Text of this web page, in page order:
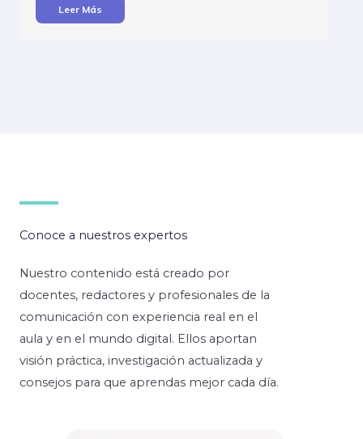
Leer Más
Conoce a nuestros expertos
Nuestro contenido está creado por
docentes, redactores y profesionales de la
comunicación con experiencia real en el
aula y en el mundo digital. Ellos aportan
visión práctica, investigación actualizada y
consejos para que aprendas mejor cada día.